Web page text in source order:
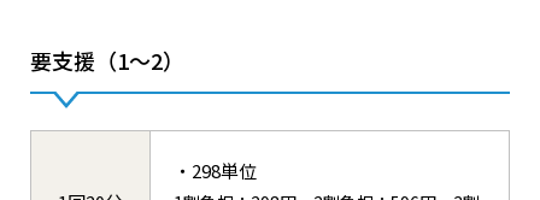
要⽀援（1〜2）
・298単位